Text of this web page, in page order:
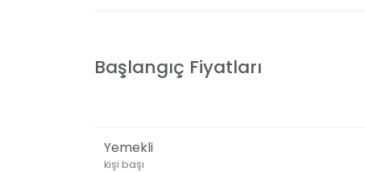
Başlangıç Fiyatları
Yemekli
kişi başı